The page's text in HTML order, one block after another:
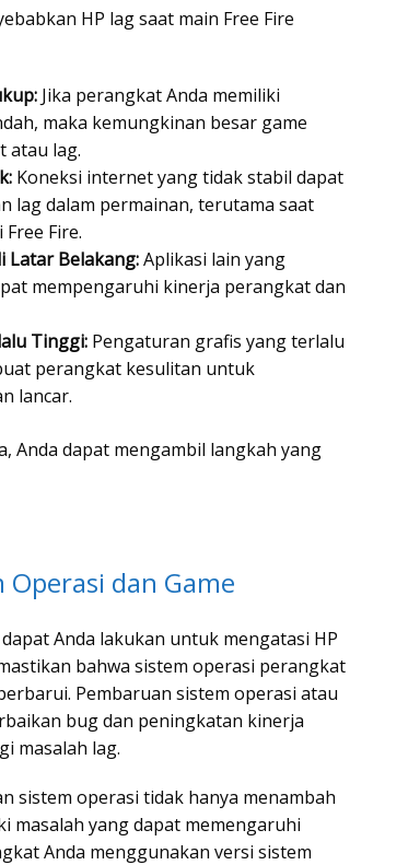
HP lag saat main Free Fire
Jika perangkat Anda memiliki
maka kemungkinan besar game
atau lag.
Koneksi internet yang tidak stabil dapat
lag dalam permainan, terutama saat
Fire.
Latar Belakang:Aplikasi lain yang
mempengaruhi kinerja perangkat dan
Tinggi: Pengaturan grafis yang terlalu
perangkat kesulitan untuk
lancar.
Anda dapat mengambil langkah yang
dan Game
Anda lakukan untuk mengatasi HP
bahwa sistem operasi perangkat
Pembaruan sistem operasi atau
bug dan peningkatan kinerja
masalah lag.
sistem operasi tidak hanya menambah
yang dapat memengaruhi
Anda menggunakan versi sistem